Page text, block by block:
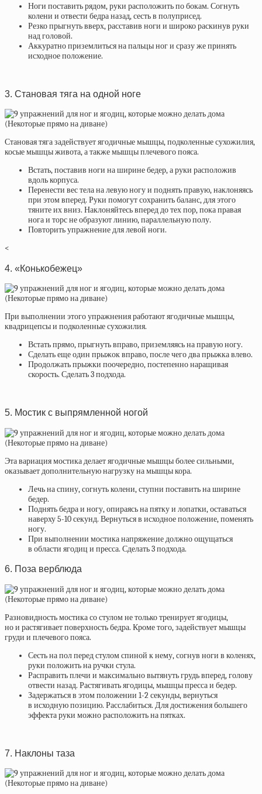
Ноги поставить рядом, руки расположить по бокам. Согнуть
колени и отвести бедра назад, сесть в полуприсед.
Резко прыгнуть вверх, расставив ноги и широко раскинув руки
над головой.
Аккуратно приземлиться на пальцы ног и сразу же принять
исходное положение.
3. Становая тяга на одной ноге
Становая тяга задействует ягодичные мышцы, подколенные сухожилия,
косые мышцы живота, а также мышцы плечевого пояса.
Встать, поставив ноги на ширине бедер, а руки расположив
вдоль корпуса.
Перенести вес тела на левую ногу и поднять правую, наклоняясь
при этом вперед. Руки помогут сохранить баланс, для этого
тяните их вниз. Наклоняйтесь вперед до тех пор, пока правая
нога и торс не образуют линию, параллельную полу.
Повторить упражнение для левой ноги.
<
4. «Конькобежец»
При выполнении этого упражнения работают ягодичные мышцы,
квадрицепсы и подколенные сухожилия.
Встать прямо, прыгнуть вправо, приземляясь на правую ногу.
Сделать еще один прыжок вправо, после чего два прыжка влево.
Продолжать прыжки поочередно, постепенно наращивая
скорость. Сделать 3 подхода.
5. Мостик с выпрямленной ногой
Эта вариация мостика делает ягодичные мышцы более сильными,
оказывает дополнительную нагрузку на мышцы кора.
Лечь на спину, согнуть колени, ступни поставить на ширине
бедер.
Поднять бедра и ногу, опираясь на пятку и лопатки, оставаться
наверху 5-10 секунд. Вернуться в исходное положение, поменять
ногу.
При выполнении мостика напряжение должно ощущаться
в области ягодиц и пресса. Сделать 3 подхода.
6. Поза верблюда
Разновидность мостика со стулом не только тренирует ягодицы,
но и растягивает поверхность бедра. Кроме того, задействует мышцы
груди и плечевого пояса.
Сесть на пол перед стулом спиной к нему, согнув ноги в коленях,
руки положить на ручки стула.
Расправить плечи и максимально вытянуть грудь вперед, голову
отвести назад. Растягивать ягодицы, мышцы пресса и бедер.
Задержаться в этом положении 1-2 секунды, вернуться
в исходную позицию. Расслабиться. Для достижения большего
эффекта руки можно расположить на пятках.
7. Наклоны таза